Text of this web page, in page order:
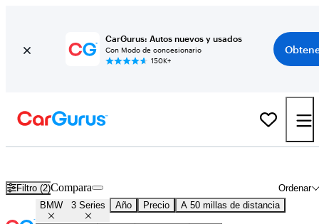
CarGurus: Autos nuevos y usados
Con Modo de concesionario
150K+
Filtro (2) Ordenar
Compara
BMW 3 Series Año Precio A 50 millas de distancia